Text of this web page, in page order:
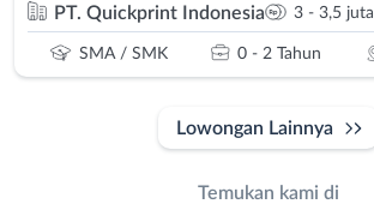
PT. Quickprint Indonesia 3 - 3,5 juta
SMA / SMK 0 - 2 Tahun
Lowongan Lainnya
Temukan kami di